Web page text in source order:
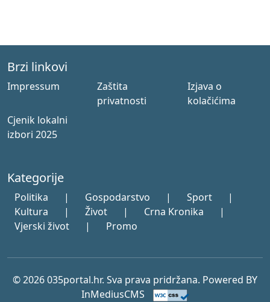
Brzi linkovi
Impressum
Zaštita
privatnosti
Izjava o
kolačićima
Cjenik lokalni
izbori 2025
Kategorije
Politika | Gospodarstvo | Sport
|
Kultura
| Život | Crna Kronika
|
Vjerski život
| Promo
© 2026 035portal.hr. Sva prava pridržana. Powered BY
InMediusCMS